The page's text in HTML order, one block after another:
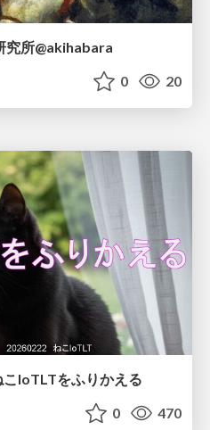
究所@akihabara
0 20
IoTLTをふりかえる
0 470